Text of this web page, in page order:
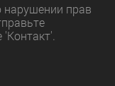
нарушении прав